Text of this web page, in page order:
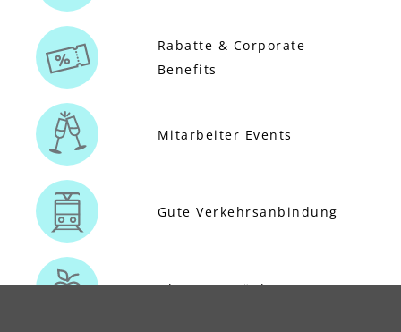
Rabatte & Corporate
Benefits
Mitarbeiter Events
Gute Verkehrsanbindung
Obst & Getränke